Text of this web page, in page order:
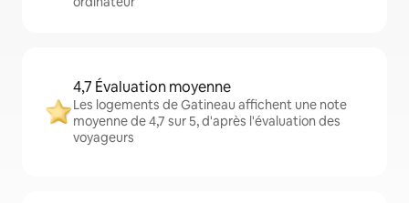
4,7 Évaluation moyenne
Les logements de Gatineau affichent une note
moyenne de 4,7 sur 5, d'après l'évaluation des
voyageurs